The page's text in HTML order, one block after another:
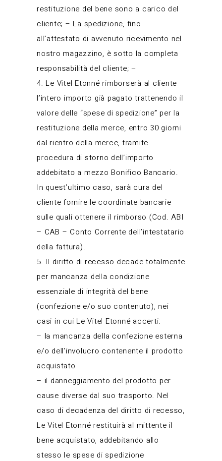
restituzione del bene sono a carico del
cliente; – La spedizione, fino
all’attestato di avvenuto ricevimento nel
nostro magazzino, è sotto la completa
responsabilità del cliente; –
4. Le Vitel Etonné rimborserà al cliente
l’intero importo già pagato trattenendo il
valore delle “spese di spedizione” per la
restituzione della merce, entro 30 giorni
dal rientro della merce, tramite
procedura di storno dell’importo
addebitato a mezzo Bonifico Bancario.
In quest’ultimo caso, sarà cura del
cliente fornire le coordinate bancarie
sulle quali ottenere il rimborso (Cod. ABI
– CAB – Conto Corrente dell’intestatario
della fattura).
5. Il diritto di recesso decade totalmente
per mancanza della condizione
essenziale di integrità del bene
(confezione e/o suo contenuto), nei
casi in cui Le Vitel Etonné accerti:
– la mancanza della confezione esterna
e/o dell’involucro contenente il prodotto
acquistato
– il danneggiamento del prodotto per
cause diverse dal suo trasporto. Nel
caso di decadenza del diritto di recesso,
Le Vitel Etonné restituirà al mittente il
bene acquistato, addebitando allo
stesso le spese di spedizione